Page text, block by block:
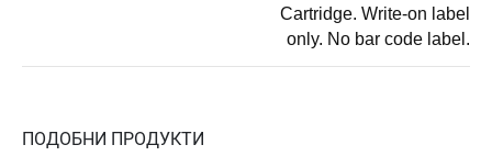
Cartridge. Write-on label
only. No bar code label.
ПОДОБНИ ПРОДУКТИ